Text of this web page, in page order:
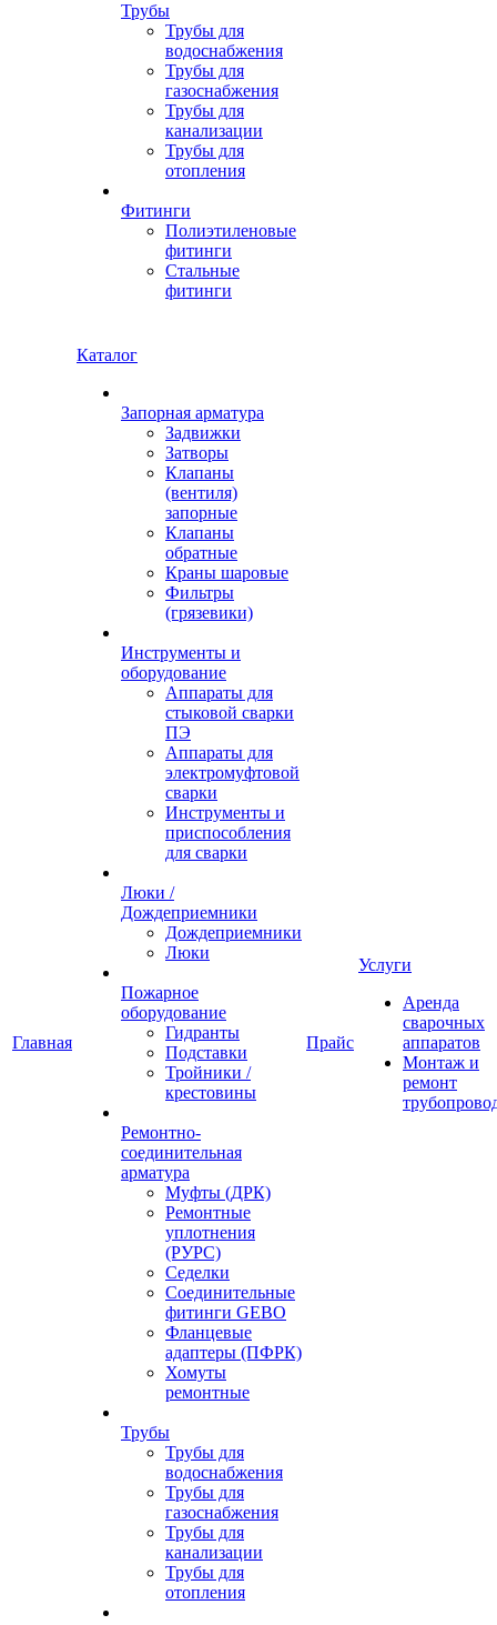
Трубы
Трубы для
водоснабжения
Трубы для
газоснабжения
Трубы для
канализации
Трубы для
отопления
Фитинги
Полиэтиленовые
фитинги
Стальные
фитинги
Главная
Каталог
Запорная арматура
Задвижки
Затворы
Клапаны
(вентиля)
запорные
Клапаны
обратные
Краны шаровые
Фильтры
(грязевики)
Инструменты и
оборудование
Аппараты для
стыковой сварки
ПЭ
Аппараты для
электромуфтовой
сварки
Инструменты и
приспособления
для сварки
Люки /
Дождеприемники
Дождеприемники
Люки
Пожарное
оборудование
Гидранты
Подставки
Тройники /
крестовины
Ремонтно-
соединительная
арматура
Муфты (ДРК)
Ремонтные
уплотнения
(РУРС)
Седелки
Соединительные
фитинги GEBO
Фланцевые
адаптеры (ПФРК)
Хомуты
ремонтные
Трубы
Трубы для
водоснабжения
Трубы для
газоснабжения
Трубы для
канализации
Трубы для
отопления
Прайс
Услуги
Аренда
сварочных
аппаратов
Монтаж и
ремонт